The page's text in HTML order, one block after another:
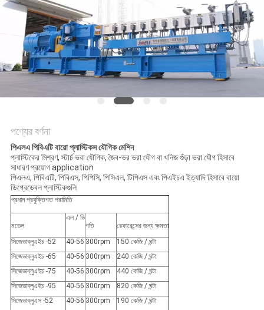
পণ্যের বর্ণনা
পিএলএ পিবিএটি বায়ো প্লাস্টিকস যৌগিক মেশিন
প্লাস্টিকের মিশ্রণ, স্টার্চ ভরা যৌগিক, জৈব-ভর ভরা যৌগ বা খনিজ গুঁড়া ভরা যৌগ হিসাবে
সাধারণ প্রয়োগ application
পিএলএ, পিবিএটি, পিবিএস, পিপিসি, পিসিএল, টিপিএস এবং পিএইচএ ইত্যাদি হিসাবে বায়ো
ডিগ্রেডেবল প্লাস্টিকগুলি
প্রধান প্রযুক্তিগত পরামিতি
মডেল
এল / ডি
গতি
রেফারেন্সের জন্য ক্ষমতা
সিজেডাব্লুএইচ -52
40-56 300rpm
150 কেজি / ঘন্টা
সিজেডাব্লুএইচ -65
40-56 300rpm
240 কেজি / ঘন্টা
সিজেডাব্লুএইচ -75
40-56 300rpm
440 কেজি / ঘন্টা
সিজেডাব্লুএইচ -95
40-56 300rpm
820 কেজি / ঘন্টা
সিজেডাব্লুএস -52
40-56 300rpm
190 কেজি / ঘন্টা